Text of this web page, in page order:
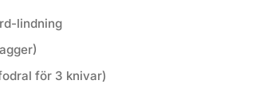
lindning
för 3 knivar)